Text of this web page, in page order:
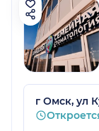
г Омск, ул